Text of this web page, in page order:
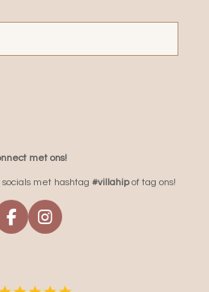
met ons!
met hashtag #villahipof tag ons!
F
A
I
N
A